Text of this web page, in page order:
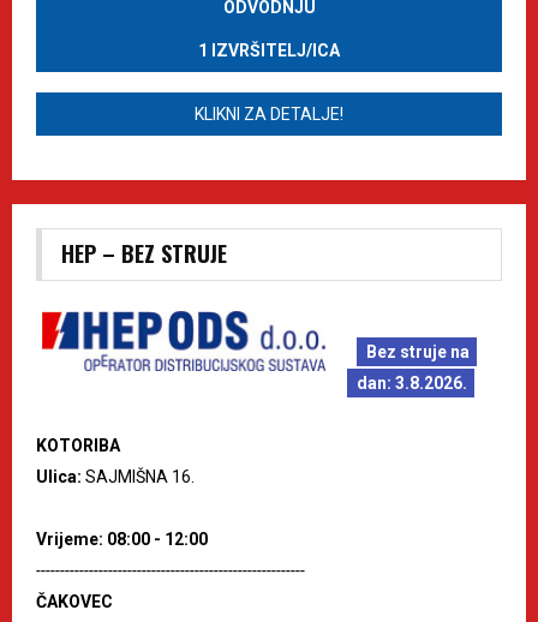
ODVODNJU
1 IZVRŠITELJ/ICA
KLIKNI ZA DETALJE!
HEP – BEZ STRUJE
Bez struje na
dan: 3.8.2026.
KOTORIBA
Ulica: SAJMIŠNA 16.
Vrijeme: 08:00 - 12:00
--------------------------------------------------------
ČAKOVEC